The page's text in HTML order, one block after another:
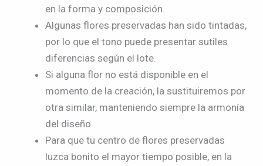
en la forma y composición.
Algunas flores preservadas han sido tintadas,
por lo que el tono puede presentar sutiles
diferencias según el lote.
Si alguna flor no está disponible en el
momento de la creación, la sustituiremos por
otra similar, manteniendo siempre la armonía
del diseño.
Para que tu centro de flores preservadas
luzca bonito el mayor tiempo posible, en la